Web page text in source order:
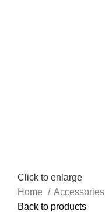
Click to enlarge
Home
Accessories
Back to products